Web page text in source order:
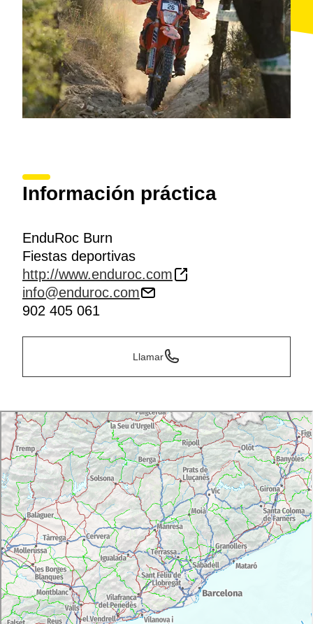
Información práctica
EnduRoc Burn
Fiestas deportivas
http://www.enduroc.com
info@enduroc.com
902 405 061
Llamar